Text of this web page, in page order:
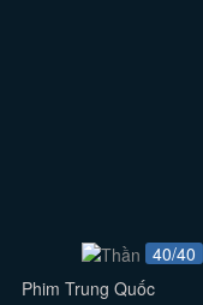
40/40
Phim Trung Quốc